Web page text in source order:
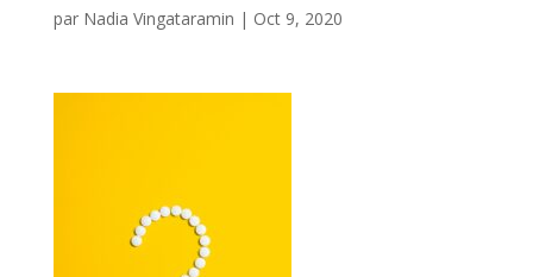
par Nadia Vingataramin | Oct 9, 2020